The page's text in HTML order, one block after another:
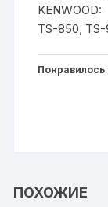
KENWOOD:
TS-850,
Понравилось
ПОХОЖИЕ